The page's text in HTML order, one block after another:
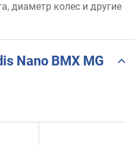
диаметр колес и другие
Nano BMX MG